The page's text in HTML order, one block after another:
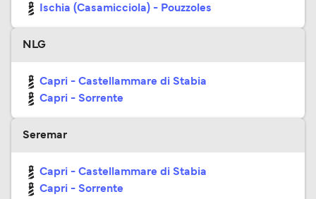
Ischia (Casamicciola) - Pouzzoles
NLG
Capri - Castellammare di Stabia
Capri - Sorrente
Seremar
Capri - Castellammare di Stabia
Capri - Sorrente